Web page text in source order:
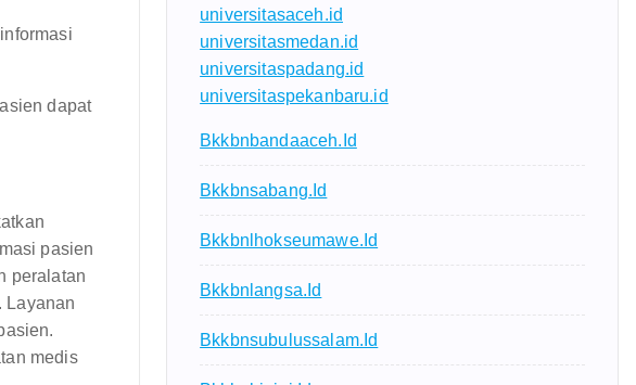
dapat
pasien
peralatan
Layanan
medis
universitasaceh.id
universitasmedan.id
universitaspadang.id
universitaspekanbaru.id
Bkkbnbandaaceh.id
Bkkbnsabang.id
Bkkbnlhokseumawe.id
Bkkbnlangsa.id
Bkkbnsubulussalam.id